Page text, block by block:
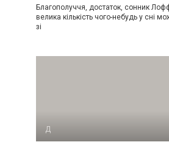
Благополуччя, достаток, сонник
велика кількість чого-небудь у сні
зі
Д